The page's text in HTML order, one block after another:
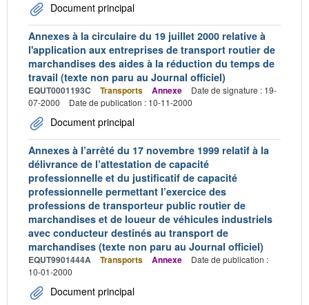
Document principal
Annexes à la circulaire du 19 juillet 2000 relative à
l'application aux entreprises de transport routier de
marchandises des aides à la réduction du temps de
travail (texte non paru au Journal officiel)
EQUT0001193C Transports Annexe
Date de signature : 19-
07-2000
Date de publication : 10-11-2000
Document principal
Annexes à l’arrêté du 17 novembre 1999 relatif à la
délivrance de l’attestation de capacité
professionnelle et du justificatif de capacité
professionnelle permettant l’exercice des
professions de transporteur public routier de
marchandises et de loueur de véhicules industriels
avec conducteur destinés au transport de
marchandises (texte non paru au Journal officiel)
EQUT9901444A Transports Annexe
Date de publication :
10-01-2000
Document principal